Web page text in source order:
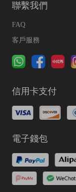
聯繫我們
FAQ
客戶服務
信用卡支付
電子錢包